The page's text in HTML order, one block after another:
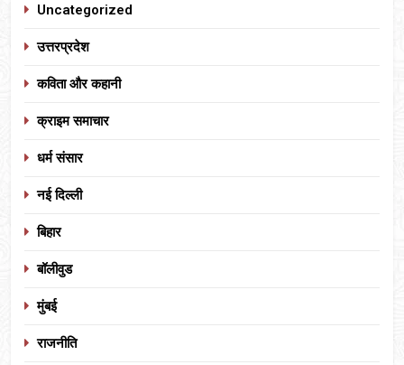
Uncategorized
उत्तरप्रदेश
कविता और कहानी
क्राइम समाचार
धर्म संसार
नई दिल्ली
बिहार
बॉलीवुड
मुंबई
राजनीति